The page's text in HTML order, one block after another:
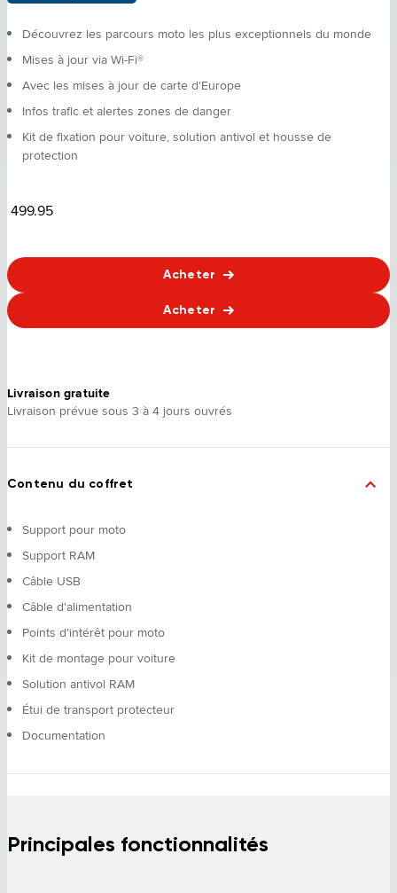
Découvrez les parcours moto les plus exceptionnels du monde
Mises à jour via Wi-Fi®
Avec les mises à jour de carte d'Europe
Infos trafic et alertes zones de danger
Kit de fixation pour voiture, solution antivol et housse de
protection
499.95
Acheter
Acheter
Livraison gratuite
Livraison prévue sous 3 à 4 jours ouvrés
Contenu du coffret
Support pour moto
Support RAM
Câble USB
Câble d'alimentation
Points d'intérêt pour moto
Kit de montage pour voiture
Solution antivol RAM
Étui de transport protecteur
Documentation
Principales fonctionnalités